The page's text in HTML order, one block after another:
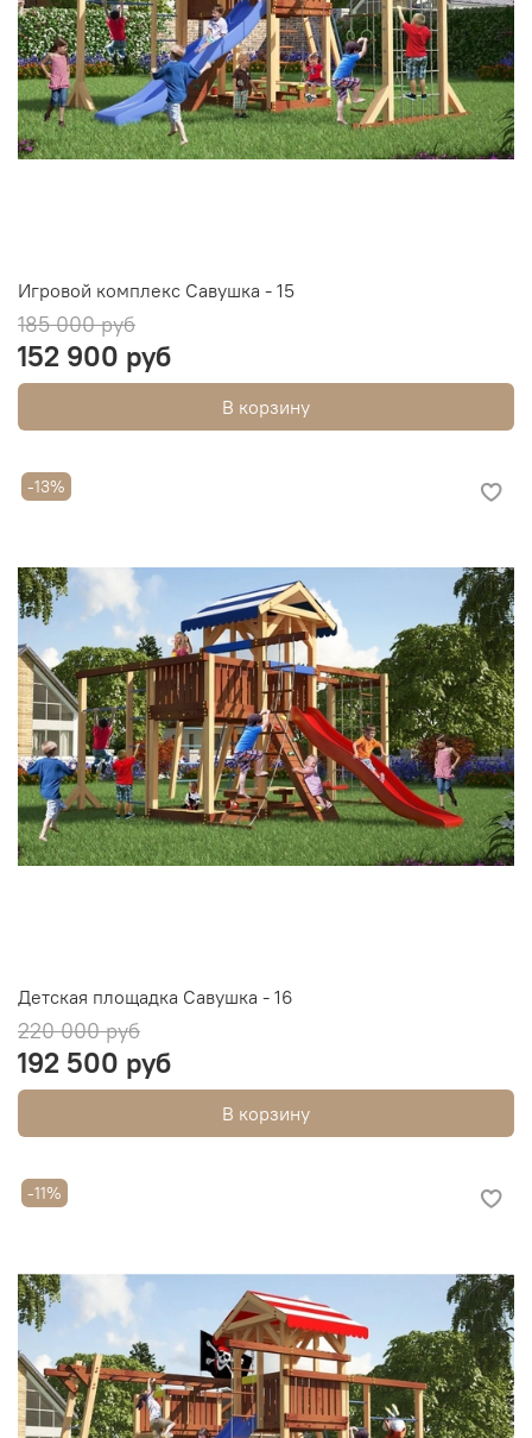
Игровой комплекс Савушка - 15
185 000 руб
152 900 руб
В корзину
-13%
Детская площадка Савушка - 16
220 000 руб
192 500 руб
В корзину
-11%